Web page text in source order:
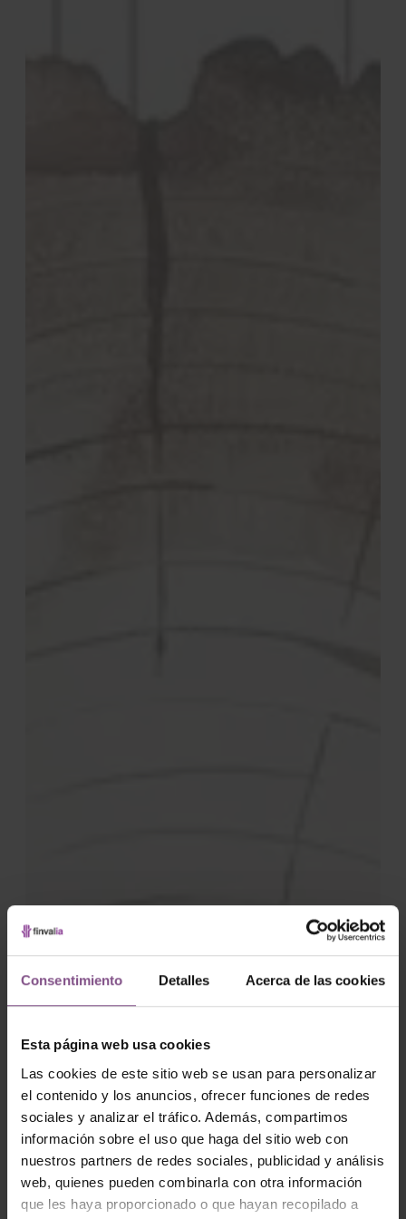
Consentimiento Detalles Acerca de las cookies
Esta página web usa cookies
Las cookies de este sitio web se usan para personalizar
el contenido y los anuncios, ofrecer funciones de redes
sociales y analizar el tráfico. Además, compartimos
información sobre el uso que haga del sitio web con
nuestros partners de redes sociales, publicidad y análisis
web, quienes pueden combinarla con otra información
que les haya proporcionado o que hayan recopilado a